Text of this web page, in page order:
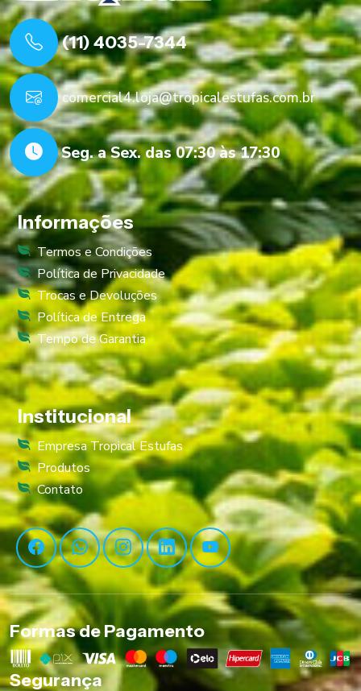
(11) 4035-7344
comercial4.loja@tropicalestufas.com.br
Seg. a Sex. das 07:30 às 17:30
Informações
Termos e Condições
Política de Privacidade
Trocas e Devoluções
Política de Entrega
Tempo de Garantia
Institucional
Empresa Tropical Estufas
Produtos
Contato
Formas de Pagamento
Segurança